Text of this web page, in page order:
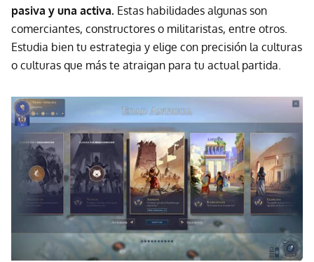
pasiva y una activa. Estas habilidades algunas son
comerciantes, constructores o militaristas, entre otros.
Estudia bien tu estrategia y elige con precisión la culturas
o culturas que más te atraigan para tu actual partida.